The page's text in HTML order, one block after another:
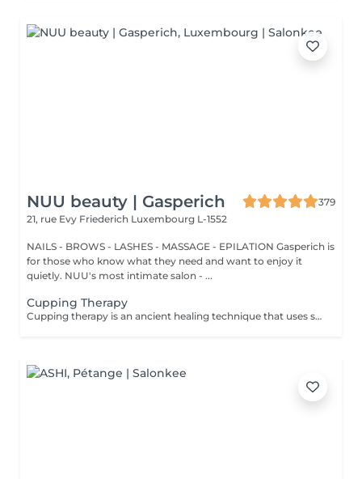
NUU beauty | Gasperich
379
21, rue Evy Friederich Luxembourg L-1552
NAILS - BROWS - LASHES - MASSAGE - EPILATION Gasperich is
for those who know what they need and want to enjoy it
quietly. NUU's most intimate salon - ...
Cupping Therapy
Cupping therapy is an ancient healing technique that uses special cups to create gentle suction on the skin. This suction promotes blood flow, relieves muscle tension, reduces inflammation, and supports deep relaxation. The treatment can help release toxins, improve circulation, and ease chronic pain or stiffness. *Please note that cupping therapy could just be added to a massage service with includes back massage.